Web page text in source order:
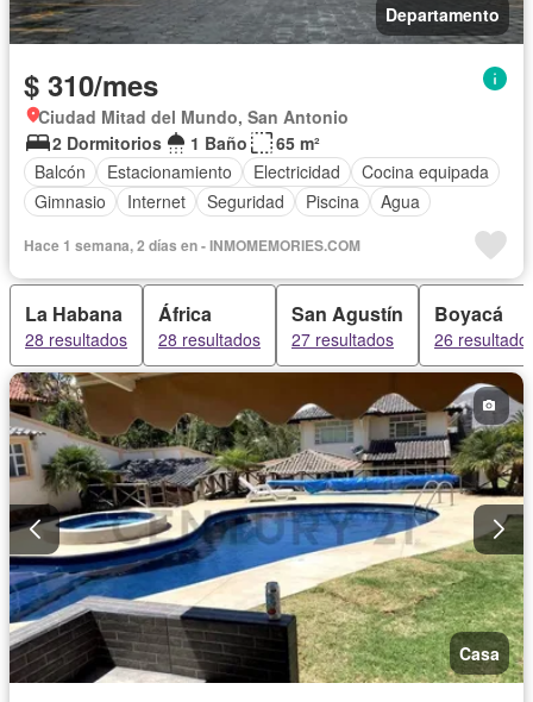
Departamento
$ 310/mes
Ciudad Mitad del Mundo, San Antonio
2 Dormitorios
1 Baño
65 m²
Balcón
Estacionamiento Electricidad
Cocina equipada
Gimnasio
Internet Seguridad Piscina Agua
Hace 1 semana, 2 días en - INMOMEMORIES.COM
La Habana
28 resultados
África
28 resultados
San Agustín
27 resultados
Boyacá
26
Casa